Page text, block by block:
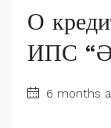
О
ИПС
6 months